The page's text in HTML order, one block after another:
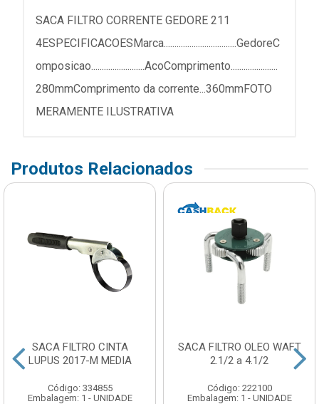
SACA FILTRO CORRENTE GEDORE 211
4ESPECIFICACOESMarca..................................GedoreC
omposicao.........................AcoComprimento......................
280mmComprimento da corrente...360mmFOTO
MERAMENTE ILUSTRATIVA
Produtos Relacionados
SACA FILTRO CINTA
LUPUS 2017-M MEDIA
Código: 334855
Embalagem: 1 - UNIDADE
SACA FILTRO OLEO WAFT
2.1/2 a 4.1/2
Código: 222100
Embalagem: 1 - UNIDADE